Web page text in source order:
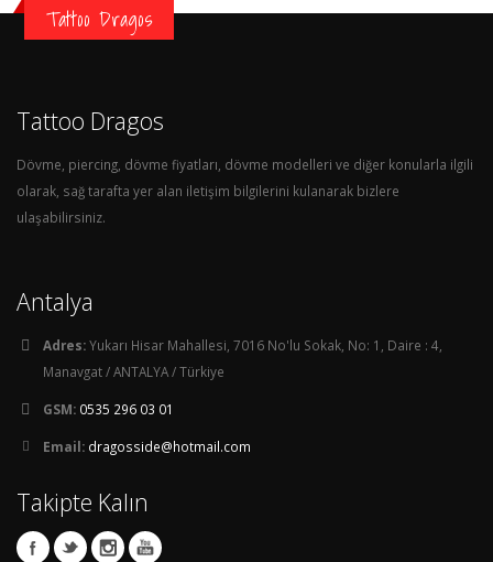
Tattoo Dragos
Tattoo Dragos
Dövme, piercing, dövme fiyatları, dövme modelleri ve diğer konularla ilgili
olarak, sağ tarafta yer alan iletişim bilgilerini kulanarak bizlere
ulaşabilirsiniz.
Antalya
Adres:Yukarı Hisar Mahallesi, 7016 No'lu Sokak, No: 1, Daire : 4,
Manavgat / ANTALYA / Türkiye
GSM: 0535 296 03 01
Email: dragosside@hotmail.com
Takipte Kalın